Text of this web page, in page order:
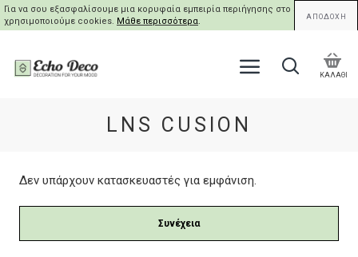
Για να σου εξασφαλίσουμε μια κορυφαία εμπειρία περιήγησης στο site μας,
χρησιμοποιούμε cookies. Μάθε περισσότερα. ΑΠΟΔΟΧΗ
ΚΑΛΑΘΙ
LNS CUSION
Δεν υπάρχουν κατασκευαστές για εμφάνιση.
Συνέχεια